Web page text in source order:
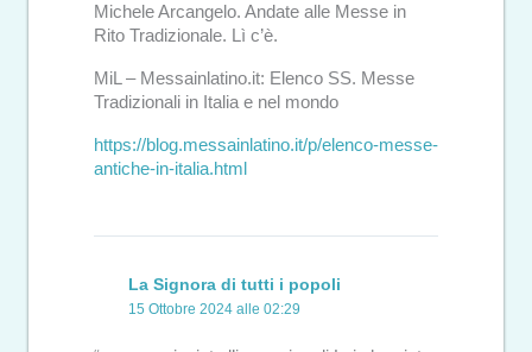
Michele Arcangelo. Andate alle Messe in
Rito Tradizionale. Lì c’è.
MiL – Messainlatino.it: Elenco SS. Messe
Tradizionali in Italia e nel mondo
https://blog.messainlatino.it/p/elenco-messe-
antiche-in-italia.html
La Signora di tutti i popoli
15 Ottobre 2024 alle 02:29